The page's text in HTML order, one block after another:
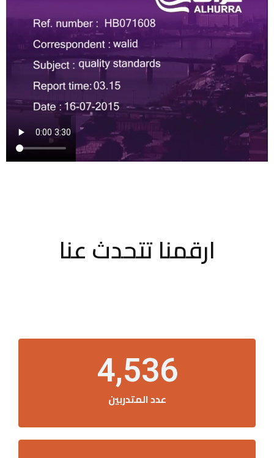
ارقمنا تتحدث عنا
عدد المتدربين
4,536